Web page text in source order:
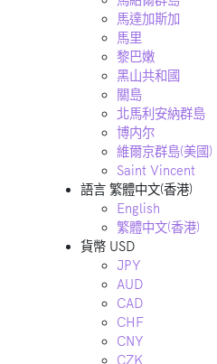
馬達加斯加
馬里
黎巴嫩
黑山共和國
關島
北馬利安納群島
博内尔
維爾京群島(美國)
Saint Vincent
語言 繁體中文(香港)
English
繁體中文(香港)
貨幣 USD
JPY
AUD
CAD
CHF
CNY